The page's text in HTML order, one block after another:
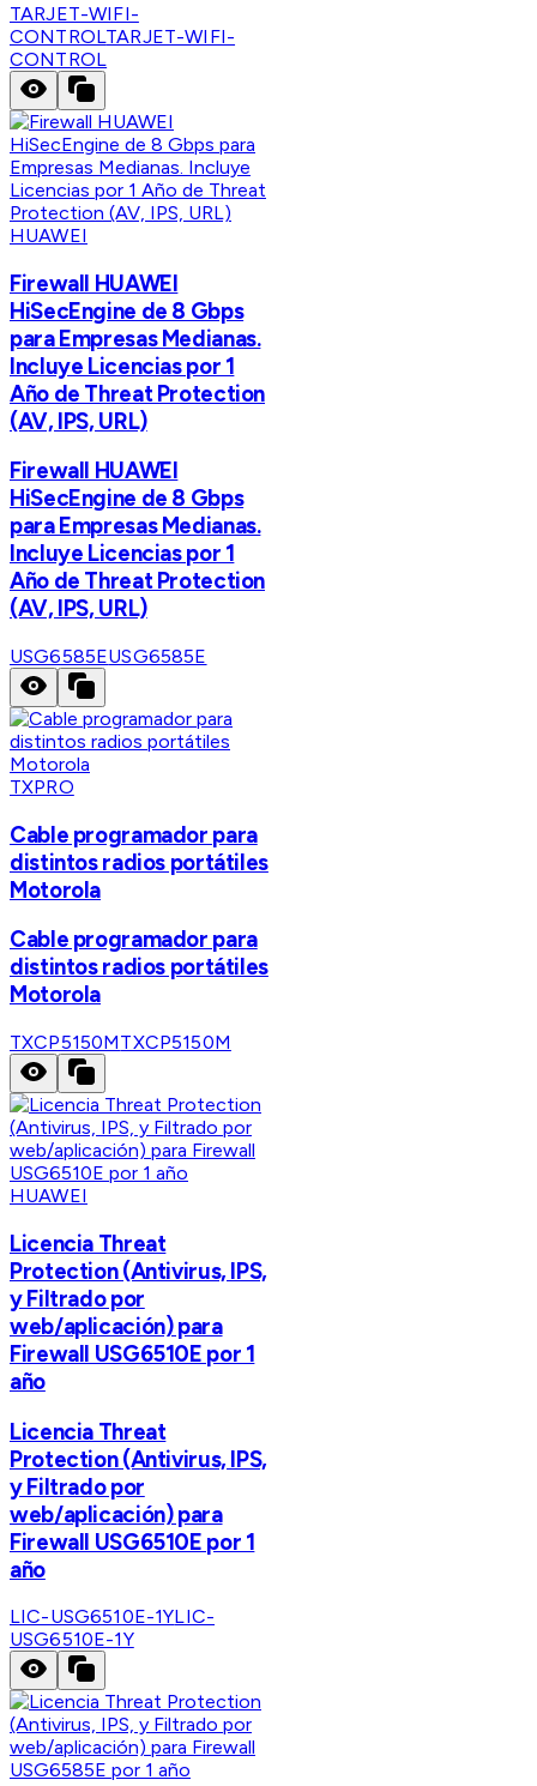
TARJET-WIFI-
CONTROLTARJET-WIFI-
CONTROL
HUAWEI
Firewall HUAWEI
HiSecEngine de 8 Gbps
para Empresas Medianas.
Incluye Licencias por 1
Año de Threat Protection
(AV, IPS, URL)
Firewall HUAWEI
HiSecEngine de 8 Gbps
para Empresas Medianas.
Incluye Licencias por 1
Año de Threat Protection
(AV, IPS, URL)
USG6585EUSG6585E
TXPRO
Cable programador para
distintos radios portátiles
Motorola
Cable programador para
distintos radios portátiles
Motorola
TXCP5150MTXCP5150M
HUAWEI
Licencia Threat
Protection (Antivirus, IPS,
y Filtrado por
web/aplicación) para
Firewall USG6510E por 1
año
Licencia Threat
Protection (Antivirus, IPS,
y Filtrado por
web/aplicación) para
Firewall USG6510E por 1
año
LIC-USG6510E-1YLIC-
USG6510E-1Y